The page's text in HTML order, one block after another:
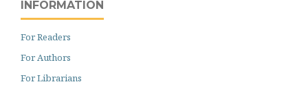
INFORMATION
For Readers
For Authors
For Librarians